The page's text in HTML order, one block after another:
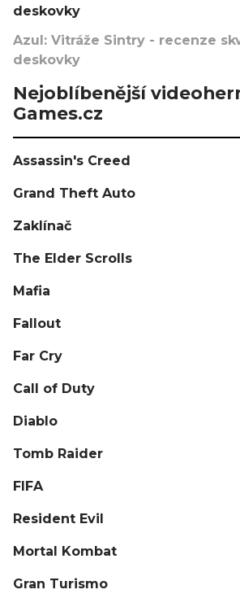
deskovky
Azul: Vitráže Sintry - recenze
deskovky
Nejoblíbenější
Games.cz
Assassin's Creed
Grand Theft Auto
Zaklínač
The Elder Scrolls
Mafia
Fallout
Far Cry
Call of Duty
Diablo
Tomb Raider
FIFA
Resident Evil
Mortal Kombat
Gran Turismo